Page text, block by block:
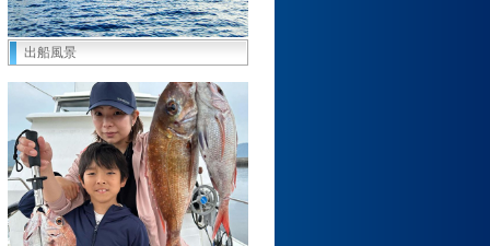
出船風景